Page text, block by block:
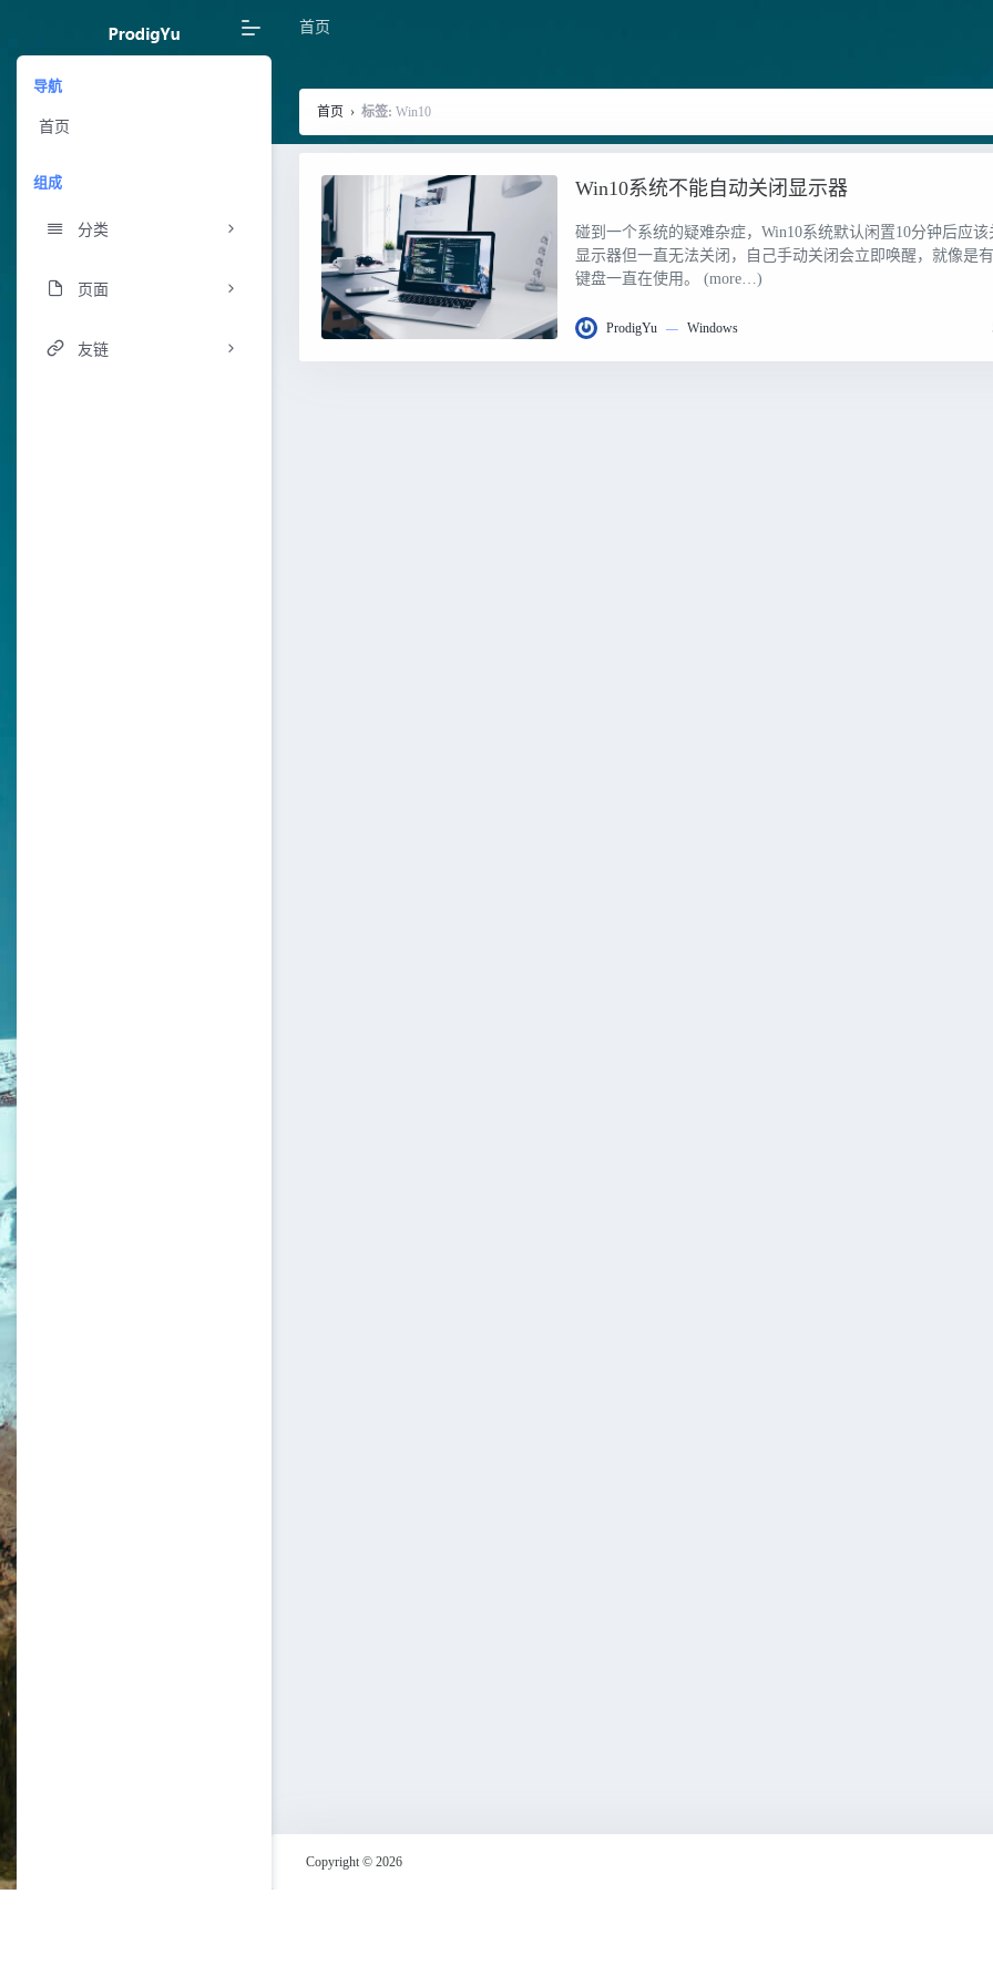
导航
首页
组成
分类
页面
友链
首页
首页 › 标签: Win10
Win10系统不能自动关闭显示器
碰到一个系统的疑难杂症，Win10系统默认闲置10分钟后应该
显示器但一直无法关闭，自己手动关闭会立即唤醒，就像是
键盘一直在使用。 (more…)
ProdigYu — Windows
Copyright © 2026